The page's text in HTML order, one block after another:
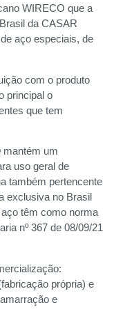
WIRECO que a
da CASAR
aço especiais, de
com o produto
principal o
que tem
um
uso geral de
também pertencente
exclusiva no Brasil
têm como norma
nº 367 de 08/09/21
própria) e
e